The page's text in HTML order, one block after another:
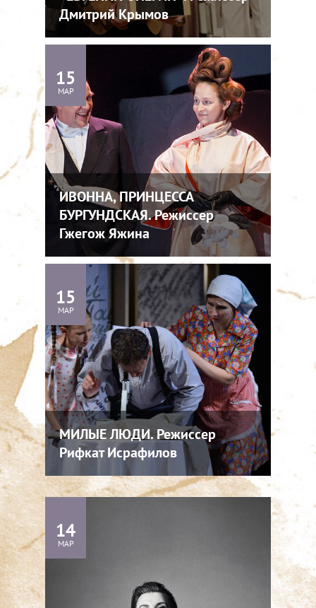
Дмитрий Крымов
15
МАР
ИВОННА, ПРИНЦЕССА
БУРГУНДСКАЯ. Режиссер
Гжегож Яжина
15
МАР
МИЛЫЕ ЛЮДИ. Режиссер
Рифкат Исрафилов
14
МАР